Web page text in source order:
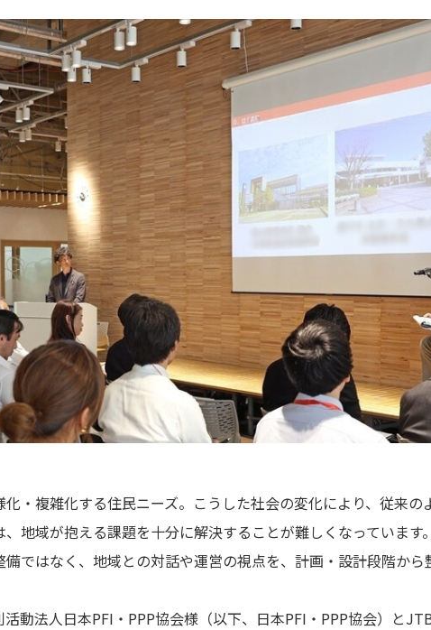
・複雑化する住民ニーズ。こうした社会の変化により、従来の
地域が抱える課題を十分に解決することが難しくなっています。
ではなく、地域との対話や運営の視点を、計画・設計段階から
動法人日本PFI・PPP協会様（以下、日本PFI・PPP協会）と